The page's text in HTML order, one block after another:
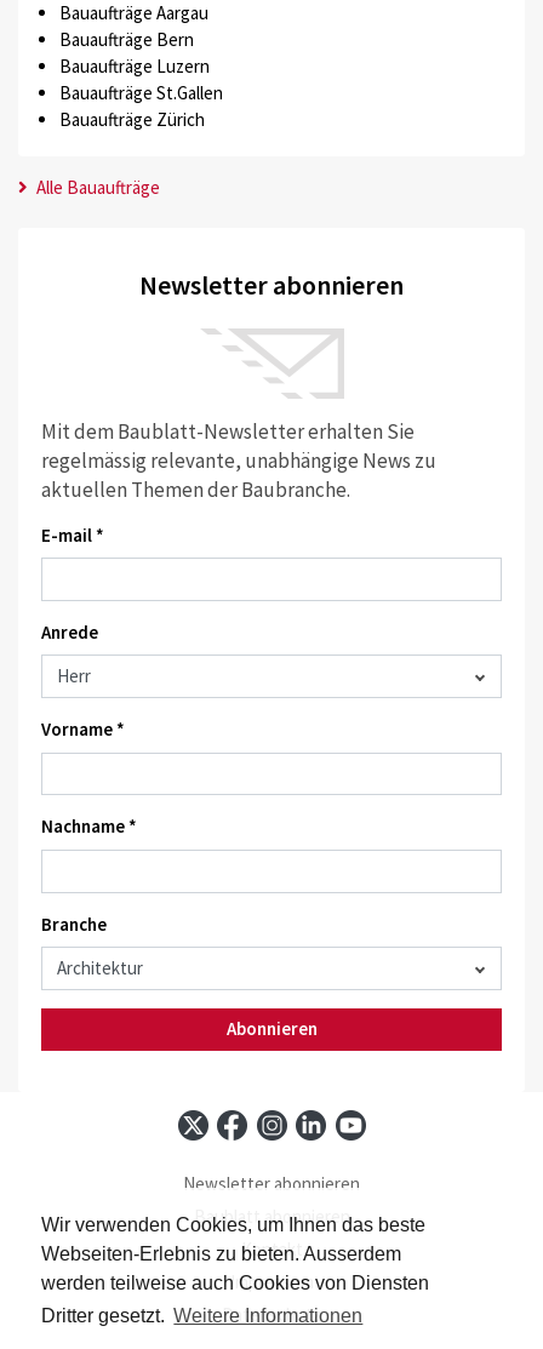
Wir verwenden Cookies, um Ihnen das beste
Webseiten-Erlebnis zu bieten. Ausserdem
werden teilweise auch Cookies von Diensten
Dritter gesetzt. Weitere Informationen
Bauaufträge Aargau
Bauaufträge Bern
Bauaufträge Luzern
Bauaufträge St.Gallen
Bauaufträge Zürich
Alle Bauaufträge
Newsletter abonnieren
Mit dem Baublatt-Newsletter erhalten Sie
regelmässig relevante, unabhängige News zu
aktuellen Themen der Baubranche.
E-mail *
Anrede
Vorname *
Nachname *
Branche
Abonnieren
Newsletter abonnieren
Baublatt abonnieren
Kontakt
Impressum
Datenschutz